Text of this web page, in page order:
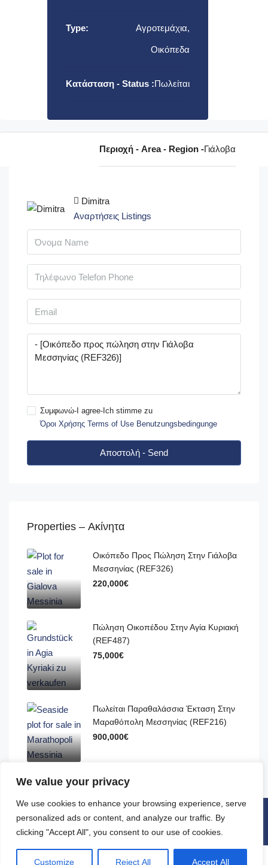
We value your privacy
We use cookies to enhance your browsing experience, serve
personalized ads or content, and analyze our traffic. By
clicking "Accept All", you consent to our use of cookies.
Customize Reject All Accept All
Type: Αγροτεμάχια,
Οικόπεδα
Κατάσταση - Status :Πωλείται
Περιοχή - Area - Region -Γιάλοβα
Dimitra
Αναρτήσεις Listings
Συμφωνώ-I agree-Ich stimme zu
Όροι Χρήσης Terms of Use Benutzungsbedingunge
Αποστολή - Send
Properties – Ακίνητα
Οικόπεδο Προς Πώληση Στην Γιάλοβα
Μεσσηνίας (REF326)
220,000€
Πώληση Οικοπέδου Στην Αγία Κυριακή
(REF487)
75,000€
Πωλείται Παραθαλάσσια Έκταση Στην
Μαραθόπολη Μεσσηνίας (REF216)
900,000€
© dimisrealestatehellas - All rights reserved
Board Create Listing
Dimitra